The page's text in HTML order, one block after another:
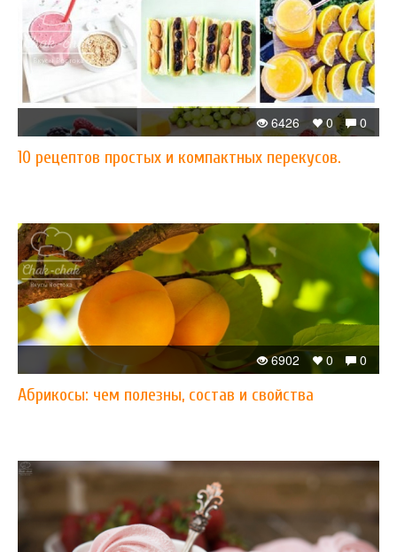
0
0
6426
10 рецептов простых и компактных перекусов.
0
0
6902
Абрикосы: чем полезны, состав и свойства